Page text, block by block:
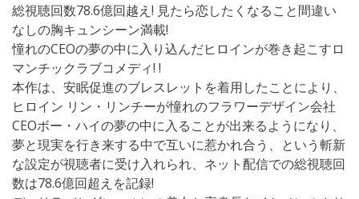
総視聴回数78.6億回越え! 見たら恋したくなること間違い
なしの胸キュンシーン満載!
憧れのCEOの夢の中に入り込んだヒロインが巻き起こすロ
マンチックラブコメディ! !
本作は、安眠促進のブレスレットを着用したことにより、
ヒロイン リン・リンチーが憧れのフラワーデザイン会社
CEOボー・ハイの夢の中に入ることが出来るようになり、
夢と現実を行き来する中で互いに惹かれ合う、という斬新
な設定が視聴者に受け入れられ、ネット配信での総視聴回
数は78.6億回超えを記録!